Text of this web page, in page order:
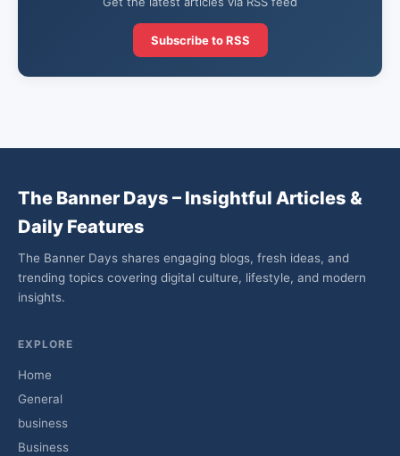
Subscribe to RSS
The Banner Days – Insightful Articles &
Daily Features
The Banner Days shares engaging blogs, fresh ideas, and
trending topics covering digital culture, lifestyle, and modern
insights.
EXPLORE
Home
General
business
Business